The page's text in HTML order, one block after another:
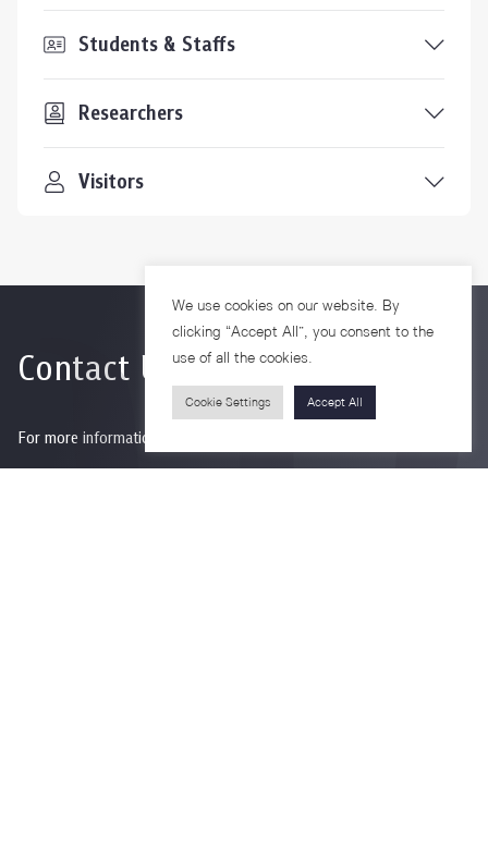
Students & Staffs
Researchers
Visitors
Contact Us
For more information please contact
Phone
+66-2218-1185
We use cookies on our website. By
clicking “Accept All”, you consent to the
use of all the cookies.
Cookie Settings Accept All